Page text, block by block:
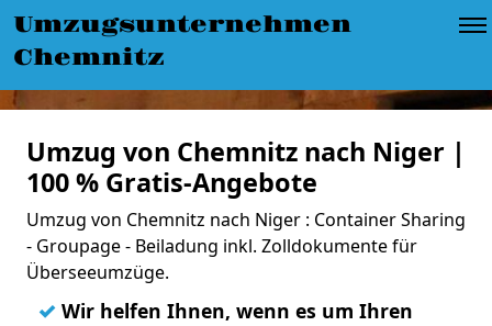
Umzugsunternehmen
Chemnitz
Umzug von Chemnitz nach Niger |
100 % Gratis-Angebote
Umzug von Chemnitz nach Niger : Container Sharing
- Groupage - Beiladung inkl. Zolldokumente für
Überseeumzüge.
✓ Wir helfen Ihnen, wenn es um Ihren